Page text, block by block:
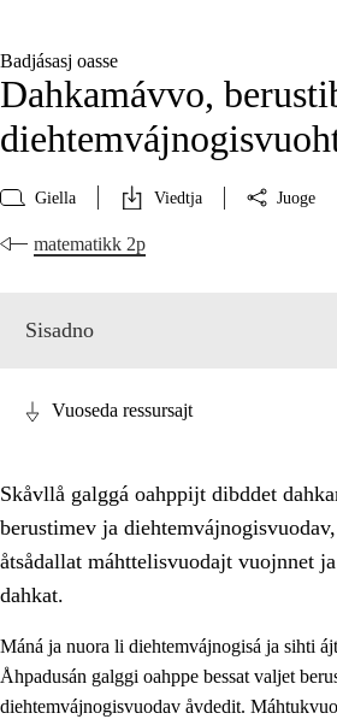
Badjásasj oasse
Dahkamávvo,
Giella Viedtja Juoge
matematikk 2p
Sisadno
1. Åhpadusá árvvovuodo
1.1 Almasjárvvo
Vuoseda ressursajt
Skåvllå galggá oahppijt dibddet
berustimev ja
åtsådallat máhttelisvuodajt vuojnnet
dahkat.
Máná ja nuora li diehtemvájnogisá ja sihti
Åhpadusán galggi oahppe bessat valjet
diehtemvájnogisvuodav åvdedit.